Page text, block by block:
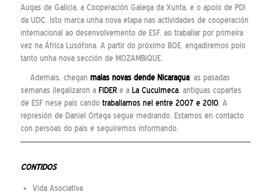
Augas de Galicia, a Cooperación Galega da Xunta, e o apoio de PDI
da UDC. Isto marca unha nova etapa nas actividades de cooperación
internacional ao desenvolvemento de ESF, ao traballar por primeira
vez na África Lusófona. A partir do próximo BOE, engadiremos polo
tanto unha nova sección de MOZAMBIQUE.
Ademais, chegan malas novas dende Nicaragua: as pasadas
semanas ilegalizaron a FIDERe a La Cuculmeca, antiguas copartes
de ESF nese país cando traballamos nel entre 2007 e 2010. A
represión de Daniel Ortega segue medrando. Estamos en contacto
con persoas do país e seguiremos informando.
CONTIDOS
Vida Asociativa